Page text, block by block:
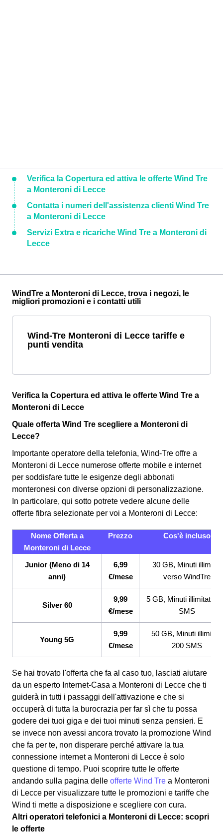
Verifica la Copertura ed attiva le offerte Wind Tre
a Monteroni di Lecce
Contatta i numeri dell'assistenza clienti Wind Tre
a Monteroni di Lecce
Servizi Extra e ricariche Wind Tre a Monteroni di
Lecce
WindTre a Monteroni di Lecce, trova i negozi, le
migliori promozioni e i contatti utili
Wind-Tre Monteroni di Lecce tariffe e
punti vendita
Verifica la Copertura ed attiva le offerte Wind Tre a
Monteroni di Lecce
Quale offerta Wind Tre scegliere a Monteroni di
Lecce?
Importante operatore della telefonia, Wind-Tre offre a
Monteroni di Lecce numerose offerte mobile e internet
per soddisfare tutte le esigenze degli abbonati
monteronesi con diverse opzioni di personalizzazione.
In particolare, qui sotto potrete vedere alcune delle
offerte fibra selezionate per voi a Monteroni di Lecce:
Nome Offerta a
Monteroni di Lecce
Prezzo Cos'è incluso
Junior (Meno di 14
anni)
6,99
€/mese
30 GB, Minuti illimitati
verso WindTre
Silver 60
9,99
€/mese
5 GB, Minuti illimitati,
SMS
Young 5G
9,99
€/mese
50 GB, Minuti illimitati,
200 SMS
Se hai trovato l'offerta che fa al caso tuo, lasciati aiutare
da un esperto Internet-Casa a Monteroni di Lecce che ti
guiderà in tutti i passaggi dell'attivazione e che si
occuperà di tutta la burocrazia per far sì che tu possa
godere dei tuoi giga e dei tuoi minuti senza pensieri. E
se invece non avessi ancora trovato la promozione Wind
che fa per te, non disperare perché attivare la tua
connessione internet a Monteroni di Lecce è solo
questione di tempo. Puoi scoprire tutte le offerte
andando sulla pagina delle offerte Wind Tre a Monteroni
di Lecce per visualizzare tutte le promozioni e tariffe che
Wind ti mette a disposizione e scegliere con cura.
Altri operatori telefonici a Monteroni di Lecce: scopri
le offerte